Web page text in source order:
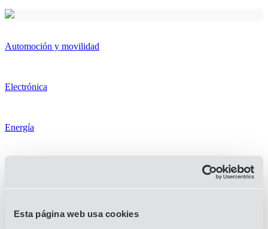
Esta página web usa cookies
Automoción y movilidad
Electrónica
Energía
Industrial